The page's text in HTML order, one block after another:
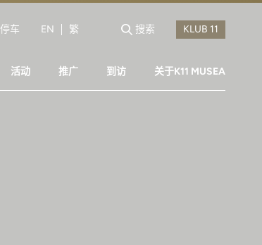
停车 EN 繁 搜索
活动 推广 到访 关于K11 MUSEA